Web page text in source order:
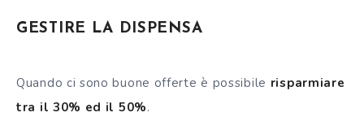
GESTIRE LA DISPENSA
Quando ci sono buone offerte è possibile risparmiare
tra il 30% ed il 50%.